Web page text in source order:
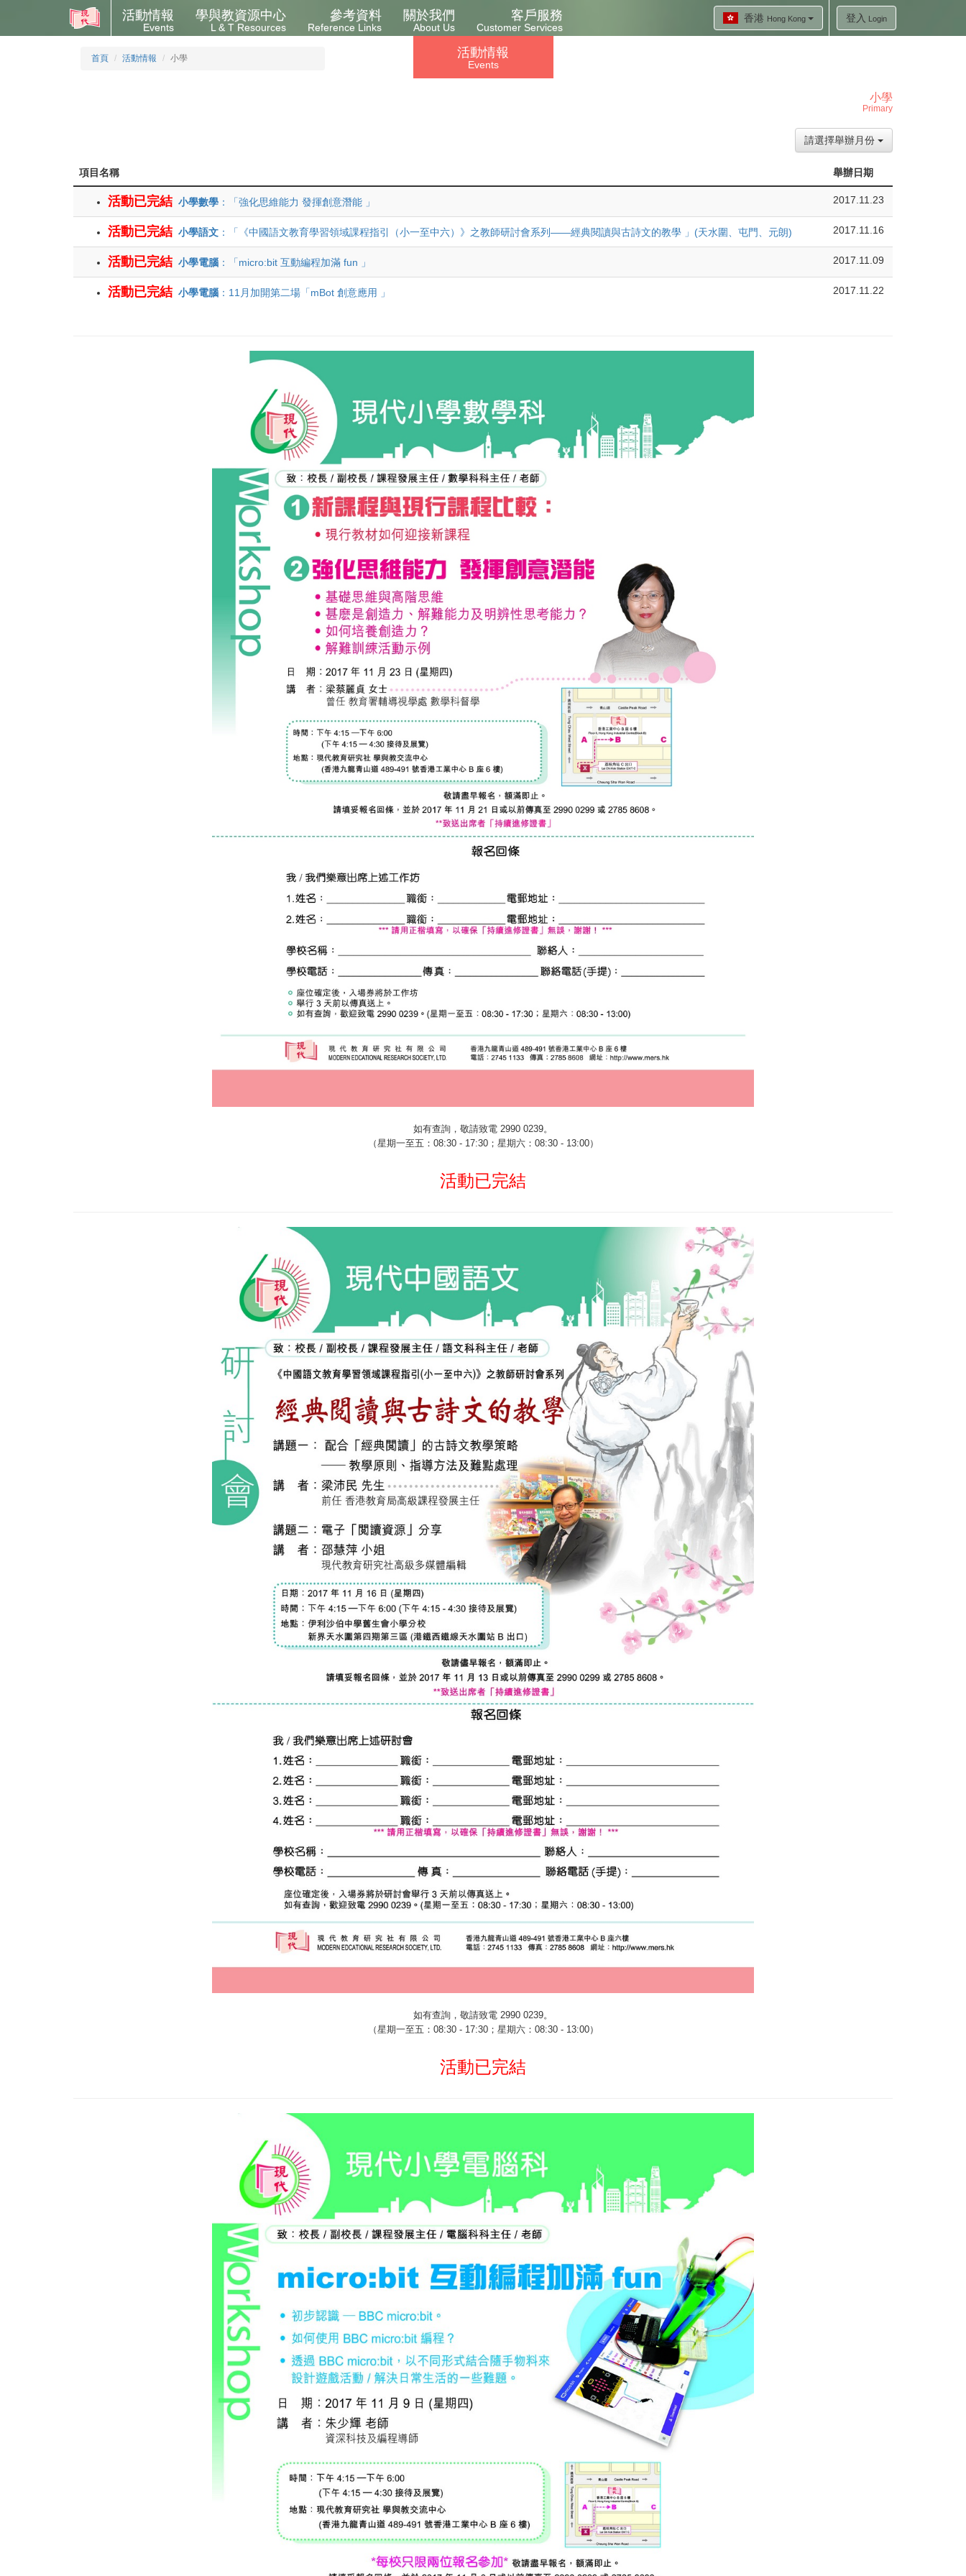
香港 Hong Kong 登入 Login
活動情報
Events
學與教資源中心
L & T Resources
參考資料
Reference Links
關於我們
About Us
客戶服務
Customer Services
首頁 活動情報 小學 活動情報
Events
小學
Primary
請選擇舉辦月份
項目名稱 舉辦日期
活動已完結 小學數學 ：「強化思維能力 發揮創意潛能 」 2017.11.23
活動已完結 小學語文 ：「《中國語文教育學習領域課程指引（小一至中六）》之教師研討會系列——經典閱讀與古詩文的教學 」(天水圍、屯門、元朗) 2017.11.16
活動已完結 小學電腦 ：「micro:bit 互動編程加滿 fun 」 2017.11.09
活動已完結 小學電腦 ：11月加開第二場「mBot 創意應用 」 2017.11.22
如有查詢，敬請致電 2990 0239。
（星期一至五： 08:30 - 17:30；星期六： 08:30 - 13:00）
活動已完結
如有查詢，敬請致電 2990 0239。
（星期一至五： 08:30 - 17:30；星期六： 08:30 - 13:00）
活動已完結